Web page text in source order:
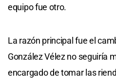
equipo fue otro.
La razón principal fue el
González Vélez no seguiría
encargado de tomar las